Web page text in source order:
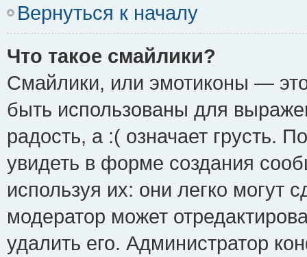
Вернуться к началу
Что такое смайлики?
Смайлики, или эмотиконы —
быть использованы для
радость, а :( означает грусть.
увидеть в форме создания
используя их: они легко могут
модератор может
удалить его. Администратор